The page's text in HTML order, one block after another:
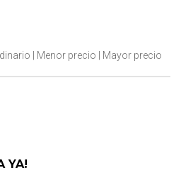
Menor precio Mayor precio
YA!